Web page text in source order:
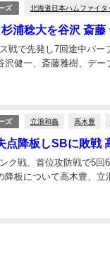
ズ 北海道日本ハムファイタ
浦稔大を谷沢 斎
戦で先発し7回途中パ
沢健一、斎藤雅樹、デー
ズ 立浪和義 高木豊
点降板しSBに敗戦
ク戦、首位攻防戦で5
降板について高木豊、立